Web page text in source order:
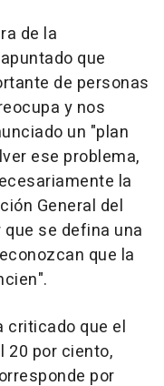
de la
que
de personas
y nos
un "plan
ese problema,
la
General del
se defina una
que la
criticado que el
20 por ciento,
por